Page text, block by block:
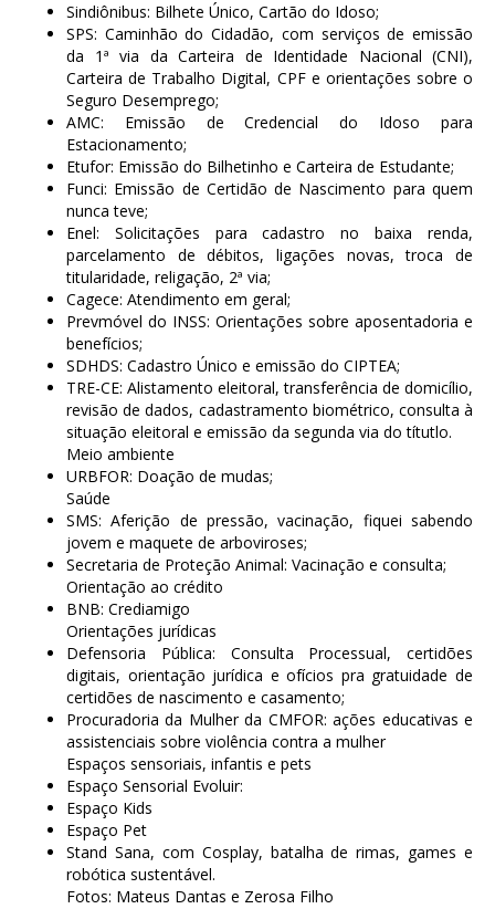
Sindiônibus: Bilhete Único, Cartão do Idoso;
SPS: Caminhão do Cidadão, com serviços de emissão
da 1ª via da Carteira de Identidade Nacional (CNI),
Carteira de Trabalho Digital, CPF e orientações sobre o
Seguro Desemprego;
AMC: Emissão de Credencial do Idoso para
Estacionamento;
Etufor: Emissão do Bilhetinho e Carteira de Estudante;
Funci: Emissão de Certidão de Nascimento para quem
nunca teve;
Enel: Solicitações para cadastro no baixa renda,
parcelamento de débitos, ligações novas, troca de
titularidade, religação, 2ª via;
Cagece: Atendimento em geral;
Prevmóvel do INSS: Orientações sobre aposentadoria e
benefícios;
SDHDS: Cadastro Único e emissão do CIPTEA;
TRE-CE: Alistamento eleitoral, transferência de domicílio,
revisão de dados, cadastramento biométrico, consulta à
situação eleitoral e emissão da segunda via do títutlo.
Meio ambiente
URBFOR: Doação de mudas;
Saúde
SMS: Aferição de pressão, vacinação, fiquei sabendo
jovem e maquete de arboviroses;
Secretaria de Proteção Animal: Vacinação e consulta;
Orientação ao crédito
BNB: Crediamigo
Orientações jurídicas
Defensoria Pública: Consulta Processual, certidões
digitais, orientação jurídica e ofícios pra gratuidade de
certidões de nascimento e casamento;
Procuradoria da Mulher da CMFOR: ações educativas e
assistenciais sobre violência contra a mulher
Espaços sensoriais, infantis e pets
Espaço Sensorial Evoluir:
Espaço Kids
Espaço Pet
Stand Sana, com Cosplay, batalha de rimas, games e
robótica sustentável.
Fotos: Mateus Dantas e Zerosa Filho